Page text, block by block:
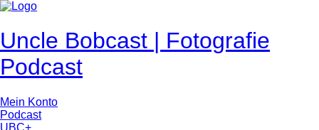
Uncle Bobcast | Fotografie
Podcast
Mein Konto
Podcast
UBC+